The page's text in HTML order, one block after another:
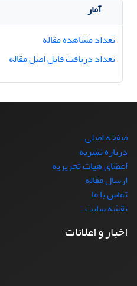
آمار
تعداد مشاهده مقاله
تعداد دریافت فایل اصل مقاله
صفحه اصلی
درباره نشریه
اعضای هیات تحریریه
ارسال مقاله
تماس با ما
نقشه سایت
اخبار و اعلانات